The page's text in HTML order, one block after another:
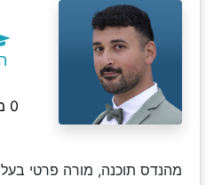
0 משובים
מהנדס תוכנה, מורה פרטי בעל